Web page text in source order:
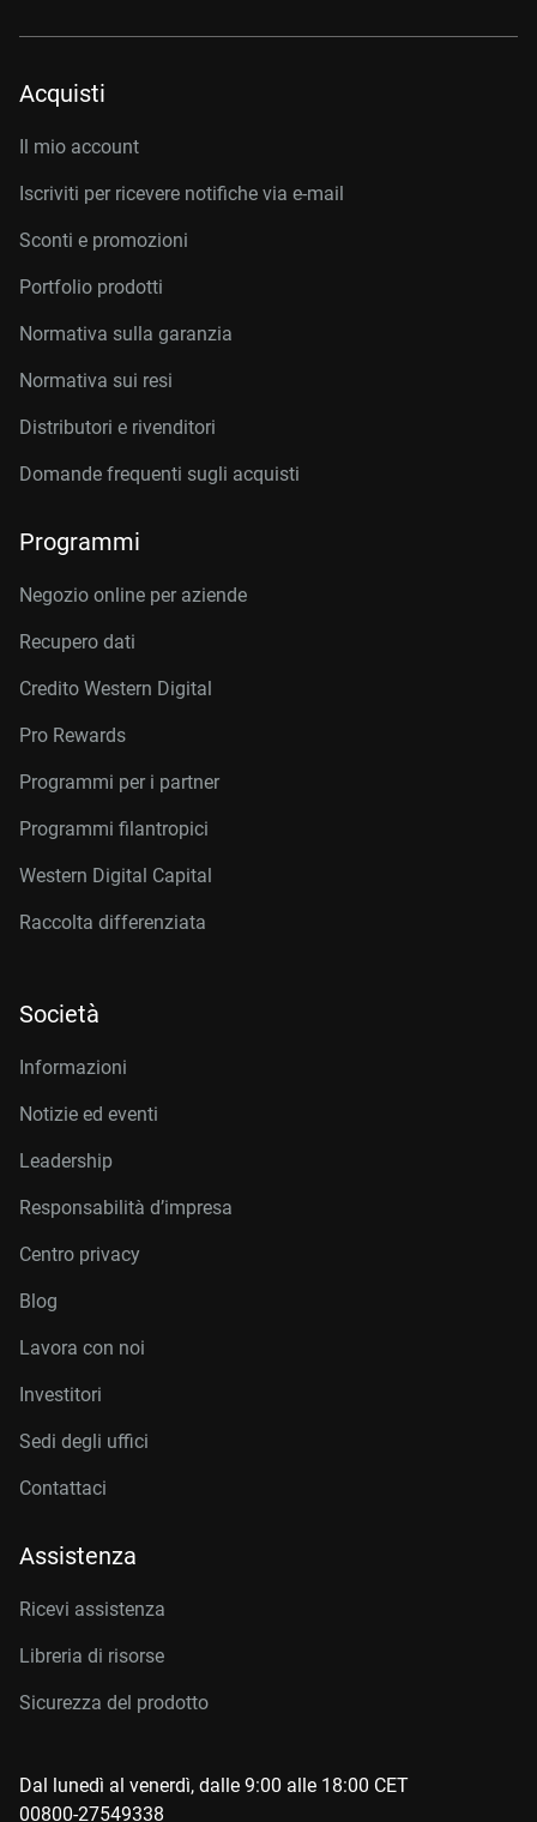
Acquisti
Il mio account
Iscriviti per ricevere notifiche via e-mail
Sconti e promozioni
Portfolio prodotti
Normativa sulla garanzia
Normativa sui resi
Distributori e rivenditori
Domande frequenti sugli acquisti
Programmi
Negozio online per aziende
Recupero dati
Credito Western Digital
Pro Rewards
Programmi per i partner
Programmi filantropici
Western Digital Capital
Raccolta differenziata
Società
Informazioni
Notizie ed eventi
Leadership
Responsabilità d’impresa
Centro privacy
Blog
Lavora con noi
Investitori
Sedi degli uffici
Contattaci
Assistenza
Ricevi assistenza
Libreria di risorse
Sicurezza del prodotto
Dal lunedì al venerdì, dalle 9:00 alle 18:00 CET
00800-27549338